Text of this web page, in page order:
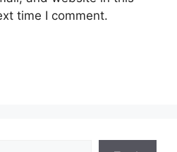
time I comment.